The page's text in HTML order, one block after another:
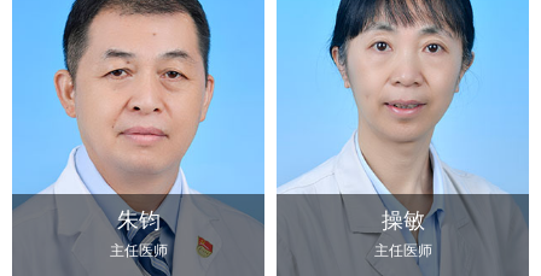
朱钧
主任医师
操敏
主任医师